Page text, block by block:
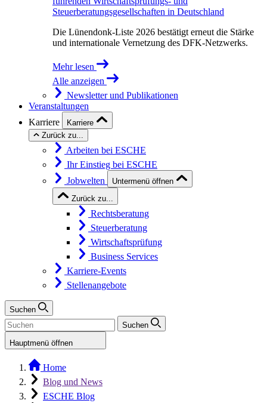
Steuerberatungsgesellschaften in Deutschland
Die Lünendonk-Liste 2026 bestätigt erneut die Stärke
und internationale Vernetzung des DFK-Netzwerks.
Mehr lesen
Alle anzeigen
Newsletter und Publikationen
Veranstaltungen
Karriere
Karriere
Zurück zu...
Arbeiten bei ESCHE
Ihr Einstieg bei ESCHE
Jobwelten
Untermenü öffnen
Zurück zu...
Rechtsberatung
Steuerberatung
Wirtschaftsprüfung
Business Services
Karriere-Events
Stellenangebote
Suchen
Suchen
Hauptmenü öffnen
Home
Blog und News
ESCHE Blog